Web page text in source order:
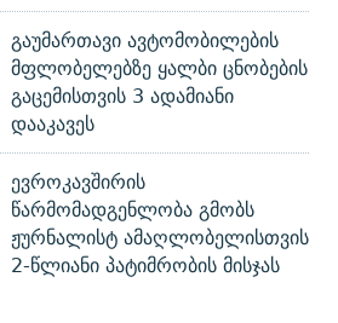
გაუმართავი ავტომობილების
მფლობელებზე ყალბი ცნობების
გაცემისთვის 3 ადამიანი
დააკავეს
ევროკავშირის
წარმომადგენლობა გმობს
ჟურნალისტ ამაღლობელისთვის
2-წლიანი პატიმრობის მისჯას